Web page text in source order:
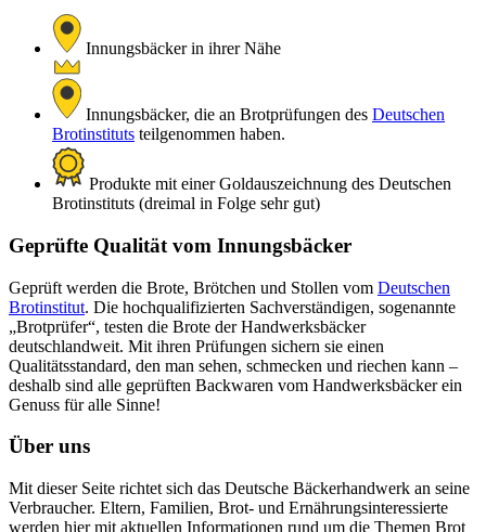
Innungsbäcker in ihrer Nähe
Innungsbäcker, die an Brotprüfungen des Deutschen
Brotinstituts teilgenommen haben.
Produkte mit einer Goldauszeichnung des Deutschen
Brotinstituts (dreimal in Folge sehr gut)
Geprüfte Qualität vom Innungsbäcker
Geprüft werden die Brote, Brötchen und Stollen vom Deutschen
Brotinstitut. Die hochqualifizierten Sachverständigen, sogenannte
„Brotprüfer“, testen die Brote der Handwerksbäcker
deutschlandweit. Mit ihren Prüfungen sichern sie einen
Qualitätsstandard, den man sehen, schmecken und riechen kann –
deshalb sind alle geprüften Backwaren vom Handwerksbäcker ein
Genuss für alle Sinne!
Über uns
Mit dieser Seite richtet sich das Deutsche Bäckerhandwerk an seine
Verbraucher. Eltern, Familien, Brot- und Ernährungsinteressierte
werden hier mit aktuellen Informationen rund um die Themen Brot